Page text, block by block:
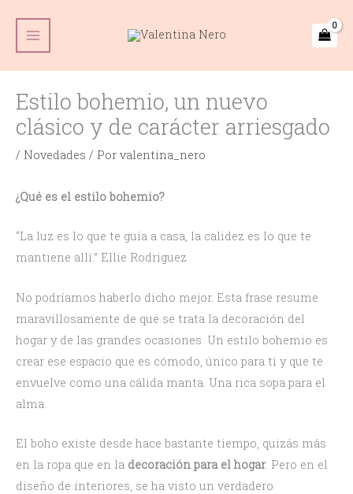
contenido
Main
Menu
Estilo bohemio, un nuevo
clásico y de carácter arriesgado
/ Novedades / Por valentina_nero
¿Qué es el estilo bohemio?
“La luz es lo que te guía a casa, la calidez es lo que te
mantiene allí.” Ellie Rodriguez
No podríamos haberlo dicho mejor. Esta frase resume
maravillosamente de qué se trata la decoración del
hogar y de las grandes ocasiones. Un estilo bohemio es
crear ese espacio que es cómodo, único para ti y que te
envuelve como una cálida manta. Una rica sopa para el
alma.
El boho existe desde hace bastante tiempo, quizás más
en la ropa que en la decoración para el hogar. Pero en el
diseño de interiores, se ha visto un verdadero